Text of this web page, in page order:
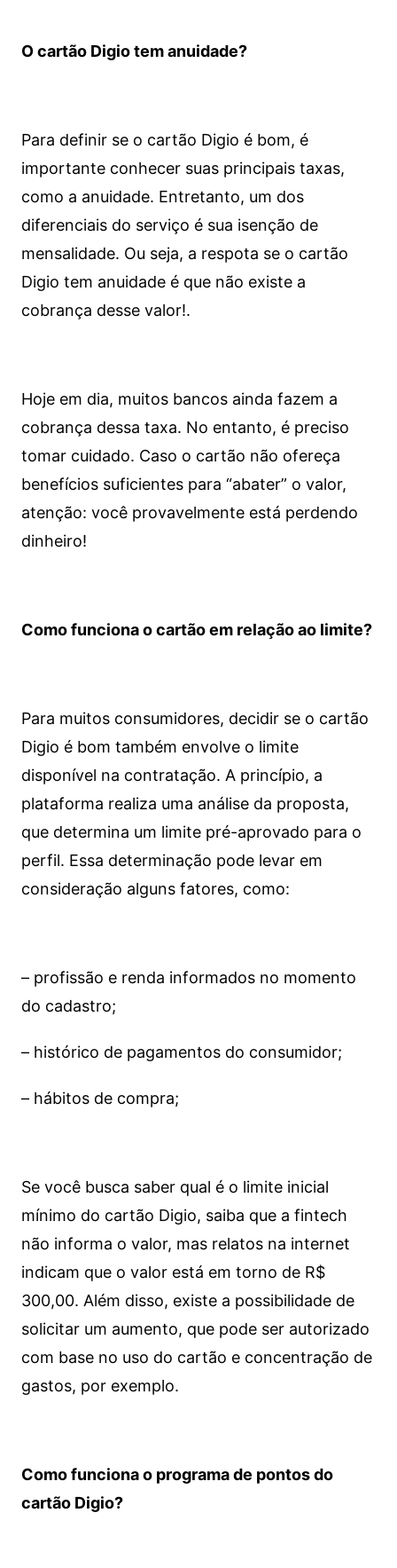
O cartão Digio tem anuidade?
Para definir se o cartão Digio é bom, é
importante conhecer suas principais taxas,
como a anuidade. Entretanto, um dos
diferenciais do serviço é sua isenção de
mensalidade. Ou seja, a respota se o cartão
Digio tem anuidade é que não existe a
cobrança desse valor!.
Hoje em dia, muitos bancos ainda fazem a
cobrança dessa taxa. No entanto, é preciso
tomar cuidado. Caso o cartão não ofereça
benefícios suficientes para “abater” o valor,
atenção: você provavelmente está perdendo
dinheiro!
Como funciona o cartão em relação ao limite?
Para muitos consumidores, decidir se o cartão
Digio é bom também envolve o limite
disponível na contratação. A princípio, a
plataforma realiza uma análise da proposta,
que determina um limite pré-aprovado para o
perfil. Essa determinação pode levar em
consideração alguns fatores, como:
– profissão e renda informados no momento
do cadastro;
– histórico de pagamentos do consumidor;
– hábitos de compra;
Se você busca saber qual é o limite inicial
mínimo do cartão Digio, saiba que a fintech
não informa o valor, mas relatos na internet
indicam que o valor está em torno de R$
300,00. Além disso, existe a possibilidade de
solicitar um aumento, que pode ser autorizado
com base no uso do cartão e concentração de
gastos, por exemplo.
Como funciona o programa de pontos do
cartão Digio?